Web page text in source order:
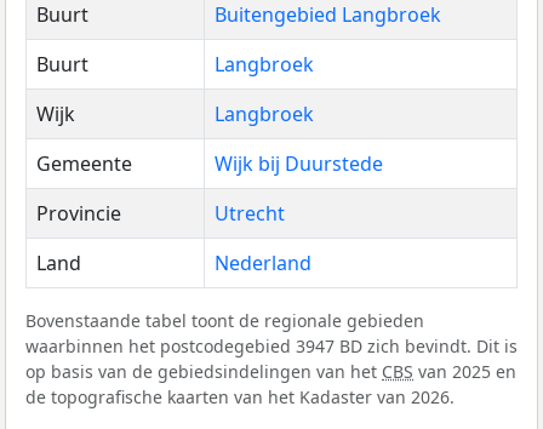
Buurt
Buitengebied Langbroek
Buurt
Langbroek
Wijk
Langbroek
Gemeente
Wijk bij Duurstede
Provincie
Utrecht
Land
Nederland
Bovenstaande tabel toont de regionale gebieden
waarbinnen het postcodegebied 3947 BD zich bevindt. Dit is
op basis van de gebiedsindelingen van het CBS van 2025 en
de topografische kaarten van het Kadaster van 2026.